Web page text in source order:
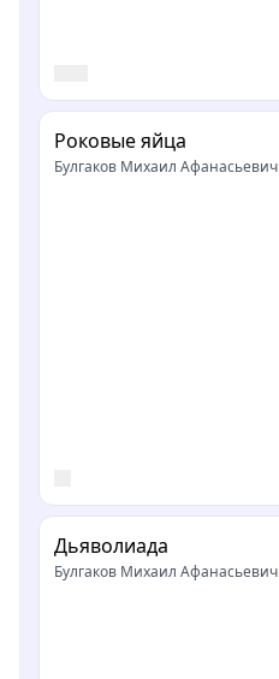
Роковые яйца
Булгаков Михаил Афанасьевич
Дьяволиада
Булгаков Михаил Афанасьевич